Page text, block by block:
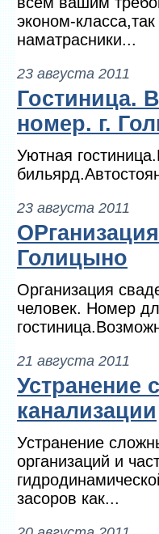
эконом-
наматрасники...
23 августа 2011
Гостиница.
номер. г.
Уютная
23 августа 2011
Голицыно
Организация
человек. Номер
21 августа 2011
Устранение
канализации
Устранение
организаций и
засоров как...